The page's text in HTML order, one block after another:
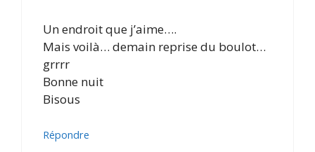
Un endroit que j’aime….
Mais voilà… demain reprise du boulot…
grrrr
Bonne nuit
Bisous
Répondre